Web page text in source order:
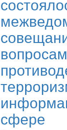
вопросам
сфере